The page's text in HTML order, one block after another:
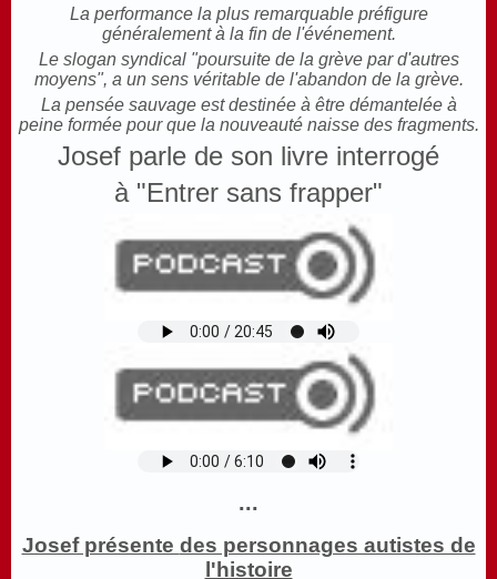
La performance la plus remarquable préfigure
généralement à la fin de l'événement.
Le slogan syndical "poursuite de la grève par d'autres
moyens", a un sens véritable de l'abandon de la grève.
La pensée sauvage est destinée à être démantelée à
peine formée pour que la nouveauté naisse des fragments.
Josef parle de son livre interrogé
à "Entrer sans frapper"
...
Josef présente des personnages autistes de
l'histoire